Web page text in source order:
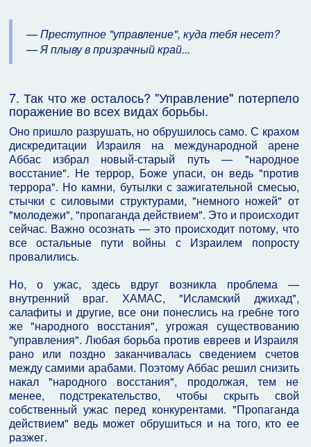
— Преступное "управление", куда тебя несет?
— Я плыву в призрачный край...
7. Так что же осталось? "Управление" потерпело
поражение во всех видах борьбы.
Оно пришло разрушать, но обрушилось само. С крахом
дискредитации Израиля на международной арене
Аббас избрал новый-старый путь — "народное
восстание". Не террор, Боже упаси, он ведь "против
террора". Но камни, бутылки с зажигательной смесью,
стычки с силовыми структурами, "немного ножей" от
"молодежи", "пропаганда действием". Это и происходит
сейчас. Важно осознать — это происходит потому, что
все остальные пути войны с Израилем попросту
провалились.
Но, о ужас, здесь вдруг возникла проблема —
внутренний враг. ХАМАС, "Исламский джихад",
салафиты и другие, все они понеслись на гребне того
же "народного восстания", угрожая существованию
"управления". Любая борьба против евреев и Израиля
рано или поздно заканчивалась сведением счетов
между самими арабами. Поэтому Аббас решил снизить
накал "народного восстания", продолжая, тем не
менее, подстрекательство, чтобы скрыть свой
собственный ужас перед конкурентами. "Пропаганда
действием" ведь может обрушиться и на того, кто ее
разжег.